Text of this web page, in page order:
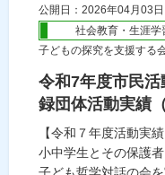
公開日：2026年04月03日
社会教育・生涯学
子どもの探究を支援する
令和7年度市民
録団体活動実績
【令和７年度活動実績
小中学生とその保護
子ども哲学対話の会を